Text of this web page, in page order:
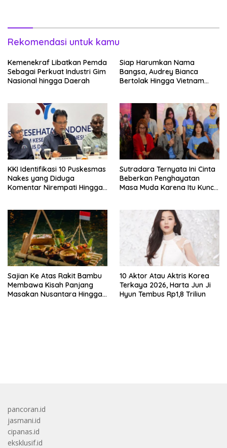
Rekomendasi untuk kamu
Kemenekraf Libatkan Pemda
Sebagai Perkuat Industri Gim
Nasional hingga Daerah
Siap Harumkan Nama
Bangsa, Audrey Bianca
Bertolak Hingga Vietnam
KKI Identifikasi 10 Puskesmas
Nakes yang Diduga
Komentar Nirempati Hingga
Sutradara Ternyata Ini Cinta
Beberkan Penghayatan
Masa Muda Karena Itu Kunci
Sajian Ke Atas Rakit Bambu
Membawa Kisah Panjang
Masakan Nusantara Hingga
10 Aktor Atau Aktris Korea
Terkaya 2026, Harta Jun Ji
Hyun Tembus Rp1,8 Triliun
pancoran.id
jasmani.id
cipanas.id
eksklusif.id